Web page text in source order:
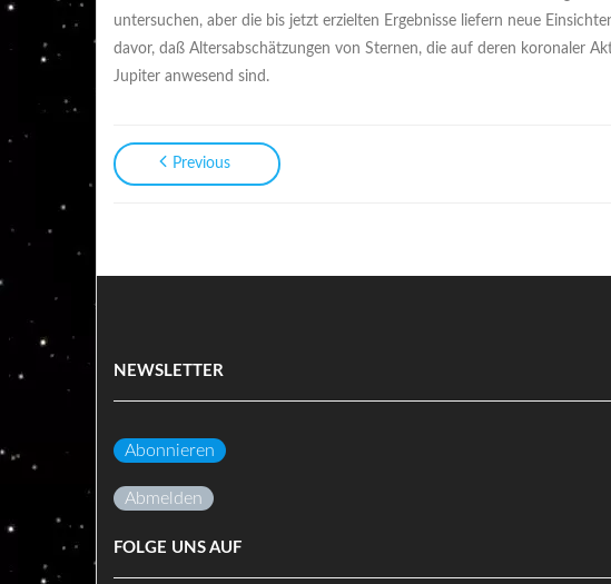
untersuchen, aber die bis jetzt erzielten Ergebnisse liefern neue
davor, daß Altersabschätzungen von Sternen, die auf deren koronaler
Jupiter anwesend sind.
Previous
NEWSLETTER
Abonnieren
Abmelden
FOLGE UNS AUF